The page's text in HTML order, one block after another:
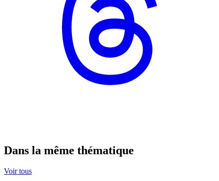
Dans la même thématique
Voir tous